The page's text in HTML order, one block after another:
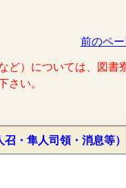
前のペ
ど）については、図書
さい。
・隼人司領・消息等）